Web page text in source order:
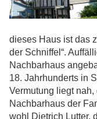
dieses Haus ist das
der Schniffel“.
Nachbarhaus
18. Jahrhunderts in
Vermutung liegt
Nachbarhaus der
wohl Dietrich Lutter,